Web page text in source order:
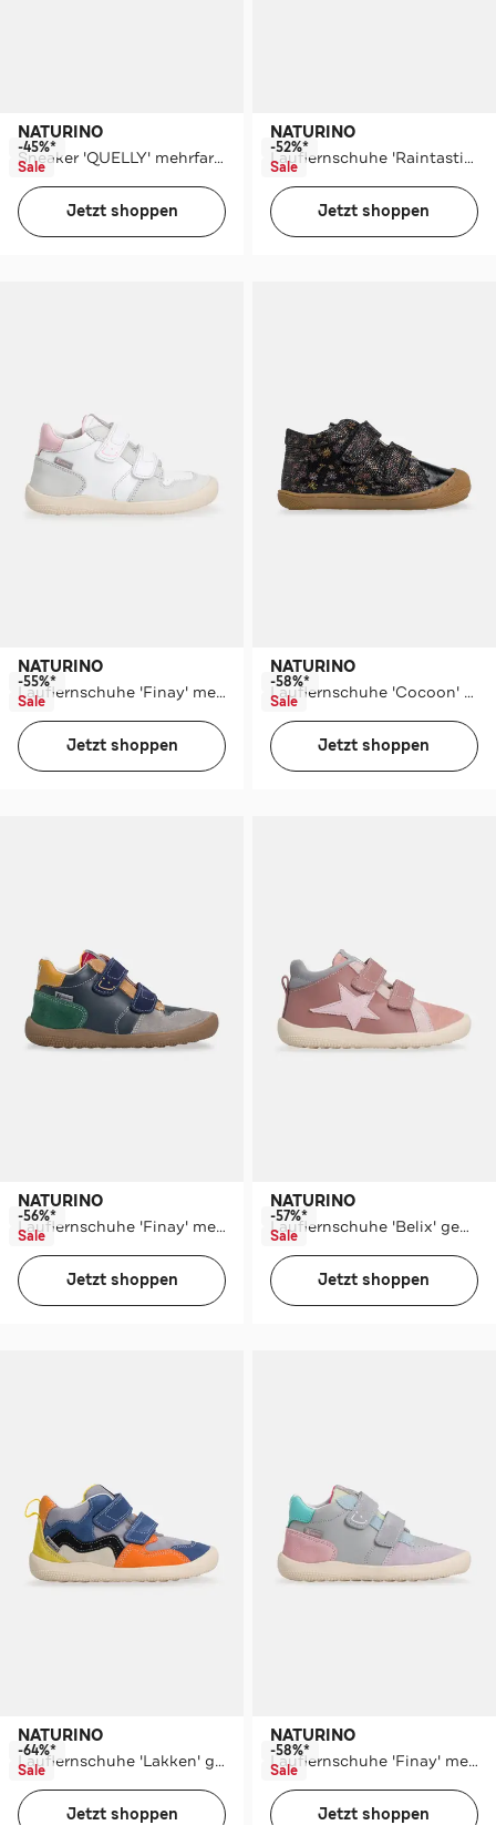
NATURINO
Sneaker 'QUELLY' mehrfarbig
-45%*
Sale
Jetzt shoppen
NATURINO
Lauflernschuhe 'Raintastik' altrosa
-52%*
Sale
Jetzt shoppen
NATURINO
Lauflernschuhe 'Finay' mehrfarbig
-55%*
Sale
Jetzt shoppen
NATURINO
Lauflernschuhe 'Cocoon' gemustert
-58%*
Sale
Jetzt shoppen
NATURINO
Lauflernschuhe 'Finay' mehrfarbig
-56%*
Sale
Jetzt shoppen
NATURINO
Lauflernschuhe 'Belix' gemustert
-57%*
Sale
Jetzt shoppen
NATURINO
Lauflernschuhe 'Lakken' gemustert
-64%*
Sale
Jetzt shoppen
NATURINO
Lauflernschuhe 'Finay' mehrfarbig
-58%*
Sale
Jetzt shoppen